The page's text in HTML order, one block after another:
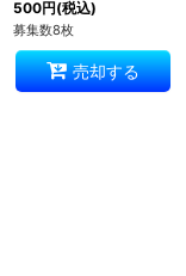
500円(税込)
募集数8枚
売却する